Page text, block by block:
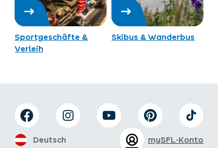
Sportgeschäfte &
Verleih
Skibus & Wanderbus
mySFL-Konto
Deutsch